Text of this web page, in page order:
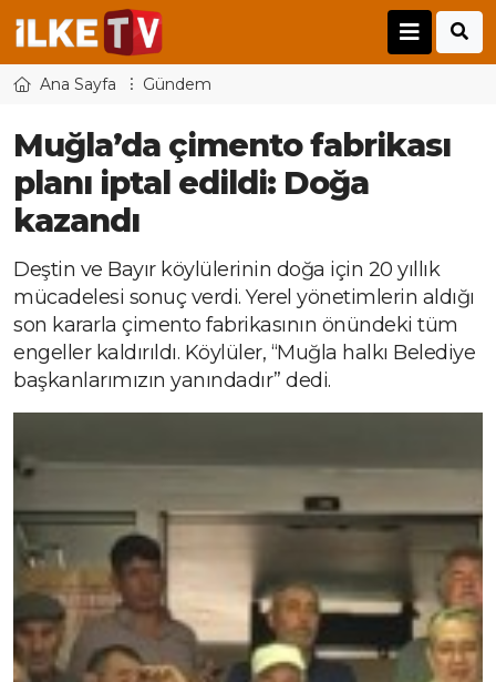
Ana Sayfa Gündem
Muğla’da çimento fabrikası
planı iptal edildi: Doğa
kazandı
Deştin ve Bayır köylülerinin doğa için 20 yıllık
mücadelesi sonuç verdi. Yerel yönetimlerin aldığı
son kararla çimento fabrikasının önündeki tüm
engeller kaldırıldı. Köylüler, “Muğla halkı Belediye
başkanlarımızın yanındadır” dedi.